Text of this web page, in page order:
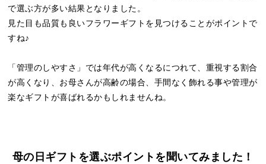
で選ぶ方が多い結果となりました。
見た目も品質も良いフラワーギフトを見つけることがポイントで
すね♪
「管理のしやすさ」では年代が高くなるにつれて、重視する割合
が高くなり、お母さんが高齢の場合、手間なく飾れる事や管理が
楽なギフトが喜ばれるかもしれませんね。
母の日ギフトを選ぶポイントを聞いてみました！